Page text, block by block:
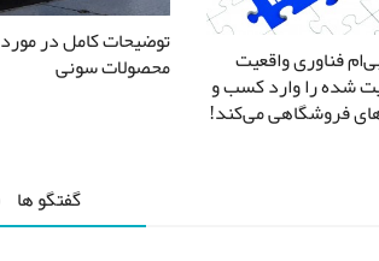
فناوری واقعیت
شده را وارد کسب و
فروشگاهی می‌کند!
توضیحات کامل در مورد
محصولات سونی
گفتگو ها